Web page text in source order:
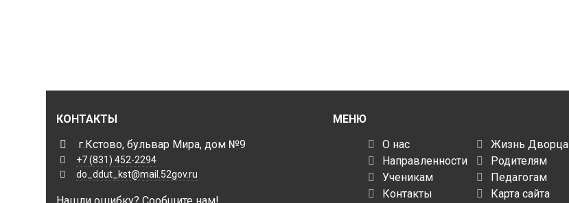
КОНТАКТЫ
г.Кстово, бульвар Мира, дом №9
+7 (831) 452-2294
do_ddut_kst@mail.52gov.ru
МЕНЮ
О нас
Жизнь Дворца
Направленности
Родителям
Ученикам
Педагогам
Контакты
Карта сайта